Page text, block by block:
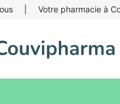
Votre pharmacie à